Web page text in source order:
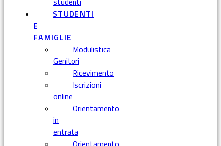
STUDENTI
E
FAMIGLIE
Modulistica
Genitori
Ricevimento
Iscrizioni
online
Orientamento
in
entrata